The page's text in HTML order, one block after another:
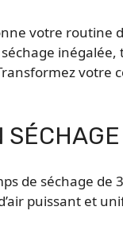
votre routine
votre
de séchage
puissant et